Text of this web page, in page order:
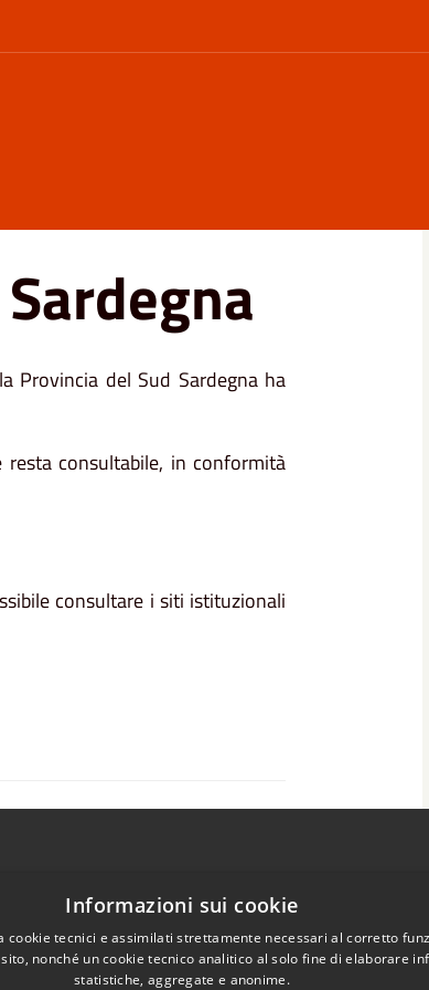
Provincia del Sud Sardegna ha
resta consultabile, in conformità
consultare i siti istituzionali
Informazioni sui cookie
cookie tecnici e assimilati strettamente necessari al corretto
nonché un cookie tecnico analitico al solo fine di elaborare
statistiche, aggregate e anonime.